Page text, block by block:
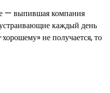
— выпившая компания
каждый день
не получается, то